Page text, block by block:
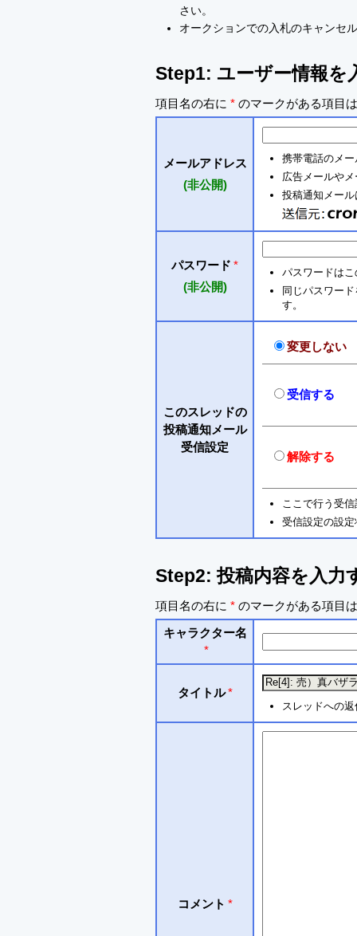
さい。
オークションでの入札のキャンセ
Step1: ユーザー情報を
項目名の右に * のマークがある項目
メールアドレス
(非公開)
携帯電話のメ
広告メールや
投稿通知メー
パスワード *
(非公開)
パスワードは
同じパスワー
す。
このスレッドの
投稿通知メール
受信設定
変更しない
受信する
解除する
ここで行う受
受信設定の設
Step2: 投稿内容を入力
項目名の右に * のマークがある項目
キャラクター名
*
タイトル *
スレッドへの
コメント *